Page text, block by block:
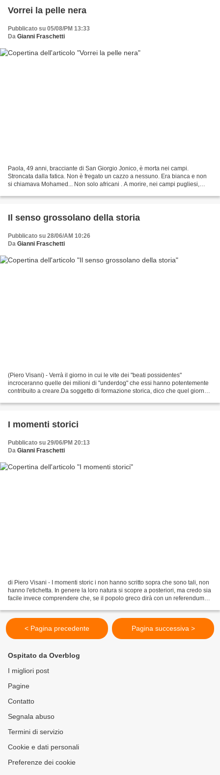
Vorrei la pelle nera
Pubblicato su 05/08/PM 13:33
Da Gianni Fraschetti
Paola, 49 anni, bracciante di San Giorgio Jonico, è morta nei campi.
Stroncata dalla fatica. Non è fregato un cazzo a nessuno. Era bianca e non
si chiamava Mohamed... Non solo africani . A morire, nei campi pugliesi,
Il senso grossolano della storia
Pubblicato su 28/06/AM 10:26
Da Gianni Fraschetti
(Piero Visani) - Verrà il giorno in cui le vite dei "beati possidentes"
incroceranno quelle dei milioni di "underdog" che essi hanno potentemente
contribuito a creare.Da soggetto di formazione storica, dico che quel giorno
I momenti storici
Pubblicato su 29/06/PM 20:13
Da Gianni Fraschetti
di Piero Visani - I momenti storic i non hanno scritto sopra che sono tali, non
hanno l'etichetta. In genere la loro natura si scopre a posteriori, ma credo sia
facile invece comprendere che, se il popolo greco dirà con un referendum
< Pagina precedente Pagina successiva >
Ospitato da Overblog
I migliori post
Pagine
Contatto
Segnala abuso
Termini di servizio
Cookie e dati personali
Preferenze dei cookie